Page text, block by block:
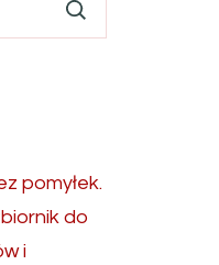
pomyłek.
do
i